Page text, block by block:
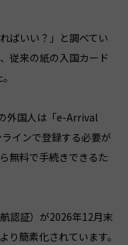
ばいい？」と調べてい
従来の紙の入国カード
外国人は「e-Arrival
インで登録する必要が
無料で手続きできるた
認証）が2026年12月末
り簡素化されています。